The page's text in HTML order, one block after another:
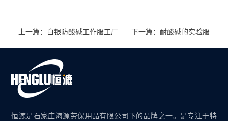
上一篇：白银防酸碱工作服工厂 下一篇：耐酸碱的实验服
恒漉是石家庄海源劳保用品有限公司下的品牌之一。是专注于特